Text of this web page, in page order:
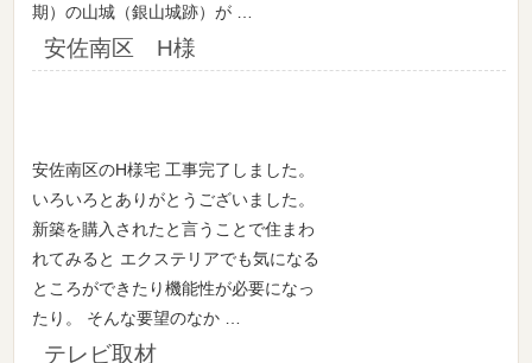
期）の山城（銀山城跡）が …
安佐南区 H様
安佐南区のH様宅 工事完了しました。
いろいろとありがとうございました。
新築を購入されたと言うことで住まわ
れてみると エクステリアでも気になる
ところができたり機能性が必要になっ
たり。 そんな要望のなか …
テレビ取材